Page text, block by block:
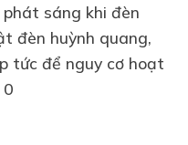
sáng khi đèn
đèn huỳnh quang,
tức để nguy cơ hoạt